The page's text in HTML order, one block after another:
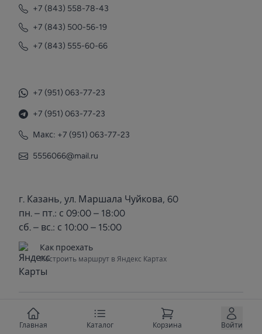
+7 (843) 558-78-43
+7 (843) 500-56-19
+7 (843) 555-60-66
+7 (951) 063-77-23
+7 (951) 063-77-23
Макс: +7 (951) 063-77-23
5556066@mail.ru
г. Казань, ул. Маршала Чуйкова, 60
пн. – пт.: с 09:00 – 18:00
сб. – вс.: с 10:00 – 15:00
Как проехать
Построить маршрут в Яндекс Картах
© 2025 Voda Kazan. Все права защищены.
Вступить в группу
Главная Каталог Корзина Войти